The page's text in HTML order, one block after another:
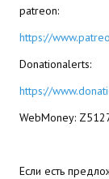
Dragon Age 2
Dragon Age:
Fallout 3
Kingdoms of
patreon:
https://
Donationalerts:
https://
WebMoney:
Если есть